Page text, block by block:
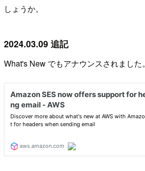
しょうか。
2024.03.09 追記
What's New でもアナウンスされました。